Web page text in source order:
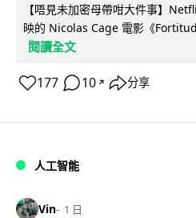
【唔見未加密母帶咁大件事】
映的 Nicolas Cage 電影《
閱讀全文
177 10 ↗ 分享
人工智能
Vin 1 日